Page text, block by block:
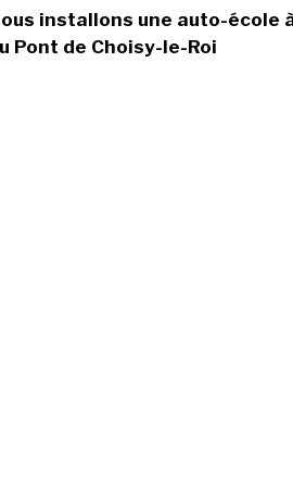
installons une auto-école
Pont de Choisy-le-Roi